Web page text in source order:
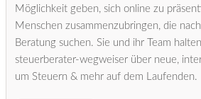
Möglichkeit geben, sich online zu
Menschen zusammenzubringen, die
Beratung suchen. Sie und ihr Team
steuerberater-wegweiser über neue,
um Steuern & mehr auf dem Laufenden.